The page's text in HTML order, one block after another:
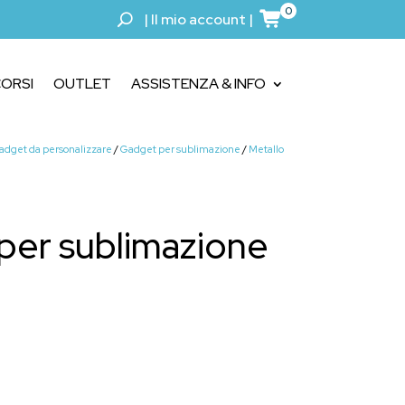
| Il mio account | 0
OUTLET ASSISTENZA & INFO
da personalizzare /Gadget per sublimazione / Metallo
sublimazione